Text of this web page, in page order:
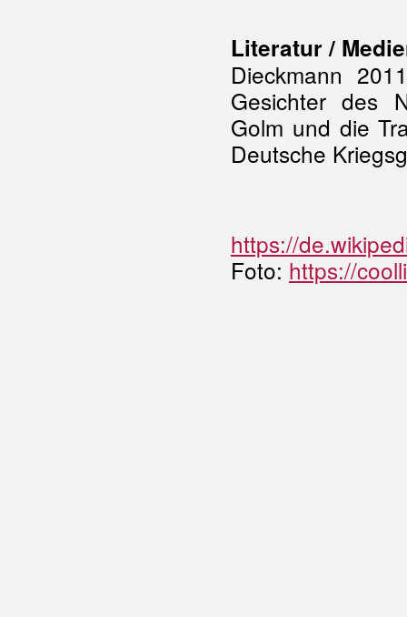
Literatur /
Dieckmann
Gesichter des
Golm und die
Deutsche
https://
Foto: https://